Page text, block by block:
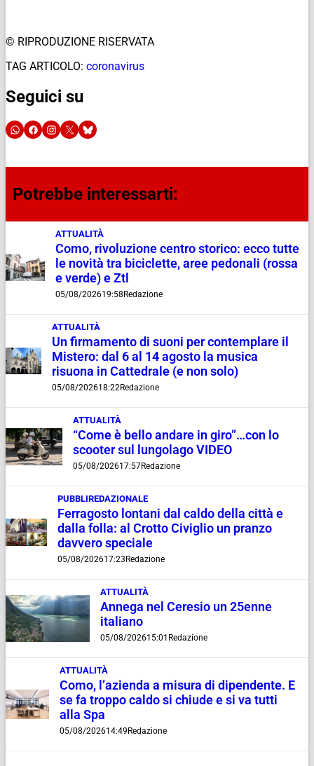
© RIPRODUZIONE RISERVATA
TAG ARTICOLO: coronavirus
Seguici su
Potrebbe interessarti:
ATTUALITÀ
Como, rivoluzione centro storico: ecco tutte
le novità tra biciclette, aree pedonali (rossa
e verde) e Ztl
05/08/202619:58 Redazione
ATTUALITÀ
Un firmamento di suoni per contemplare il
Mistero: dal 6 al 14 agosto la musica
risuona in Cattedrale (e non solo)
05/08/202618:22Redazione
ATTUALITÀ
“Come è bello andare in giro”…con lo
scooter sul lungolago VIDEO
05/08/202617:57Redazione
PUBBLIREDAZIONALE
Ferragosto lontani dal caldo della città e
dalla folla: al Crotto Civiglio un pranzo
davvero speciale
05/08/202617:23 Redazione
ATTUALITÀ
Annega nel Ceresio un 25enne
italiano
05/08/202615:01 Redazione
ATTUALITÀ
Como, l’azienda a misura di dipendente. E
se fa troppo caldo si chiude e si va tutti
alla Spa
05/08/202614:49 Redazione